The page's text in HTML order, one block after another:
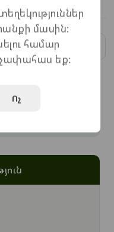
մասին:
համար
եք:
Ոչ